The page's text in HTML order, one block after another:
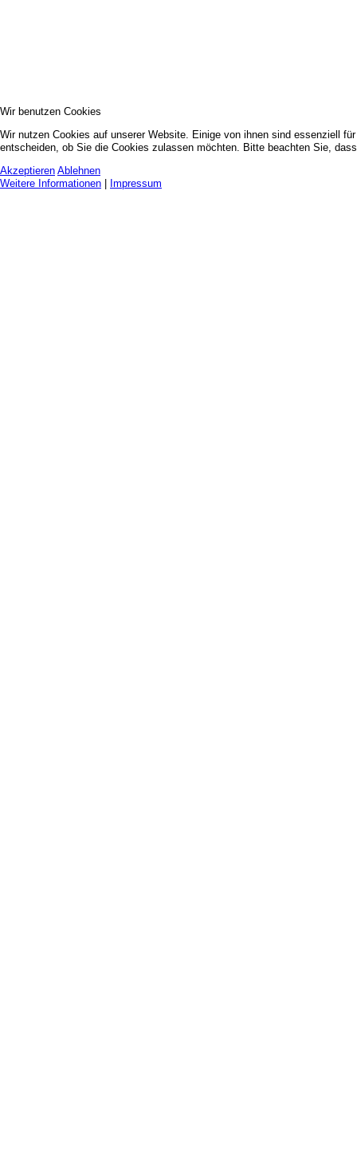
Wir benutzen Cookies
Wir nutzen Cookies auf unserer Website. Einige von ihnen sind essenziell
entscheiden, ob Sie die Cookies zulassen möchten. Bitte beachten Sie,
Akzeptieren Ablehnen
Weitere Informationen
Impressum